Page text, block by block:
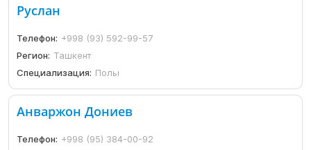
Руслан
Телефон: +998 (93) 592-99-57
Регион: Ташкент
Специализация: Полы
Анваржон Дониев
Телефон: +998 (95) 384-00-92